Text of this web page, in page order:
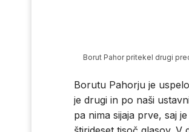
Borut Pahor pritekel drugi
Borutu Pahorju je
je drugi in po naši
pa nima sijaja prve, saj